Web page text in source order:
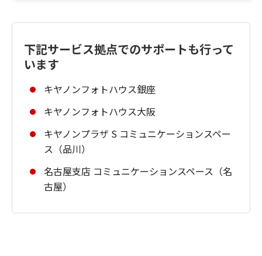
下記サービス拠点でのサポートも行って
います
キヤノンフォトハウス銀座
キヤノンフォトハウス大阪
キヤノンプラザ S コミュニケーションスペー
ス（品川）
名古屋支店 コミュニケーションスペース（名
古屋）